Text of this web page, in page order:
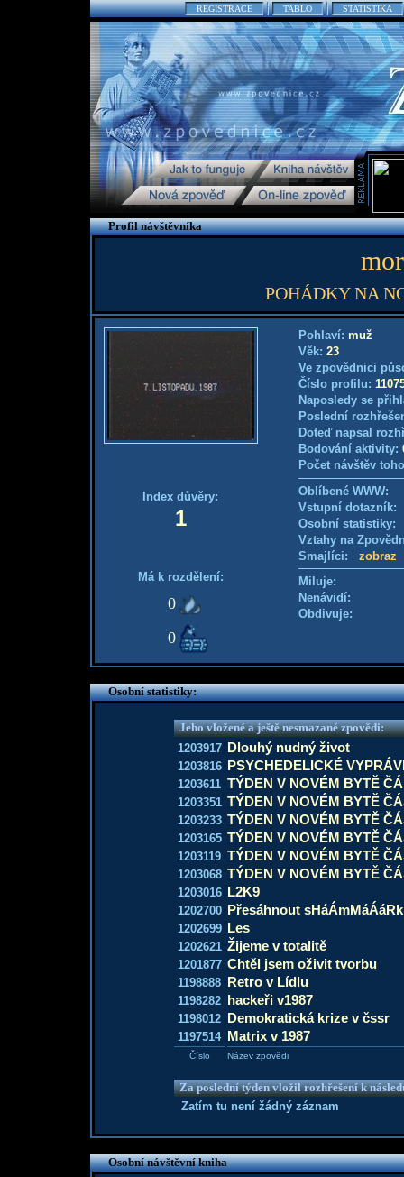
REGISTRACE TABLO STATISTIKA
Profil návštěvníka
POHÁDKY NA
Index důvěry:
1
Má k rozdělení:
0
0
Pohlaví: muž
Věk: 23
Ve zpovědnici
Číslo profilu:
Naposledy se
Poslední
Doteď napsal
Bodování aktivity:
Počet návštěv
Oblíbené WWW:
Vstupní
Osobní
Vztahy na
Smajlíci: zobraz
Miluje:
Nenávidí:
Obdivuje:
Osobní statistiky:
Jeho vložené a ještě nesmazané zpovědi:
1203917 Dlouhý nudný život
1203816 PSYCHEDELICKÉ
1203611 TÝDEN V NOVÉM BYTĚ
1203351 TÝDEN V NOVÉM BYTĚ
1203233 TÝDEN V NOVÉM BYTĚ
1203165 TÝDEN V NOVÉM BYTĚ
1203119 TÝDEN V NOVÉM BYTĚ
1203068 TÝDEN V NOVÉM BYTĚ
1203016 L2K9
1202700 Přesáhnout
1202699 Les
1202621 Žijeme v totalitě
1201877 Chtěl jsem oživit tvorbu
1198888 Retro v Lídlu
1198282 hackeři v1987
1198012 Demokratická krize v čssr
1197514 Matrix v 1987
Číslo Název zpovědi
Za poslední týden vložil rozhřešení k
Zatím tu není žádný záznam
Osobní návštěvní kniha